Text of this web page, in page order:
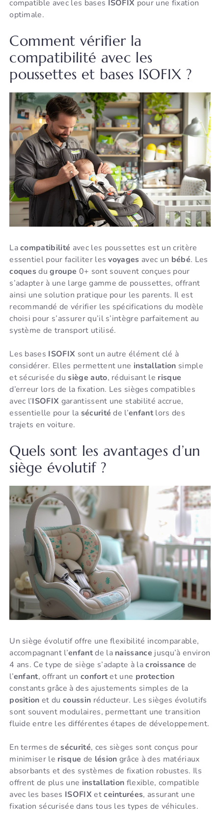
compatible avec les bases ISOFIX pour une fixation
optimale.
Comment vérifier la
compatibilité avec les
poussettes et bases ISOFIX ?
Lacompatibilité avec les poussettes est un critère
essentiel pour faciliter lesvoyages avec un bébé. Les
coquesdugroupe 0+ sont souvent conçues pour
s’adapter à une large gamme de poussettes, offrant
ainsi une solution pratique pour les parents. Il est
recommandé de vérifier les spécifications du modèle
choisi pour s’assurer qu’il s’intègre parfaitement au
système de transport utilisé.
Les bases ISOFIX sont un autre élément clé à
considérer. Elles permettent une installation simple
et sécurisée dusiège auto, réduisant le risque
d’erreur lors de la fixation. Les sièges compatibles
avec l’ISOFIX garantissent une stabilité accrue,
essentielle pour la sécurité de l’enfant lors des
trajets en voiture.
Quels sont les avantages d’un
siège évolutif ?
Un siège évolutif offre une flexibilité incomparable,
accompagnant l’enfantde la naissance jusqu’à environ
4 ans. Ce type de siège s’adapte à lacroissance de
l’enfant, offrant un confortet une protection
constants grâce à des ajustements simples de la
position et du coussin réducteur. Les sièges évolutifs
sont souvent modulaires, permettant une transition
fluide entre les différentes étapes de développement.
En termes desécurité, ces sièges sont conçus pour
minimiser le risque de lésion grâce à des matériaux
absorbants et des systèmes de fixation robustes. Ils
offrent de plus une installation flexible, compatible
avec les bases ISOFIX etceinturées, assurant une
fixation sécurisée dans tous les types de véhicules.